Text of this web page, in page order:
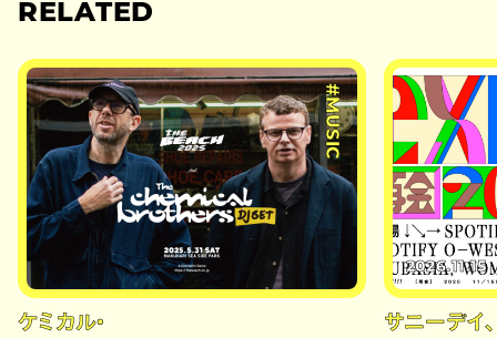
RELATED
#MUSIC
ケミカル・
2026.11.15
サニーデイ